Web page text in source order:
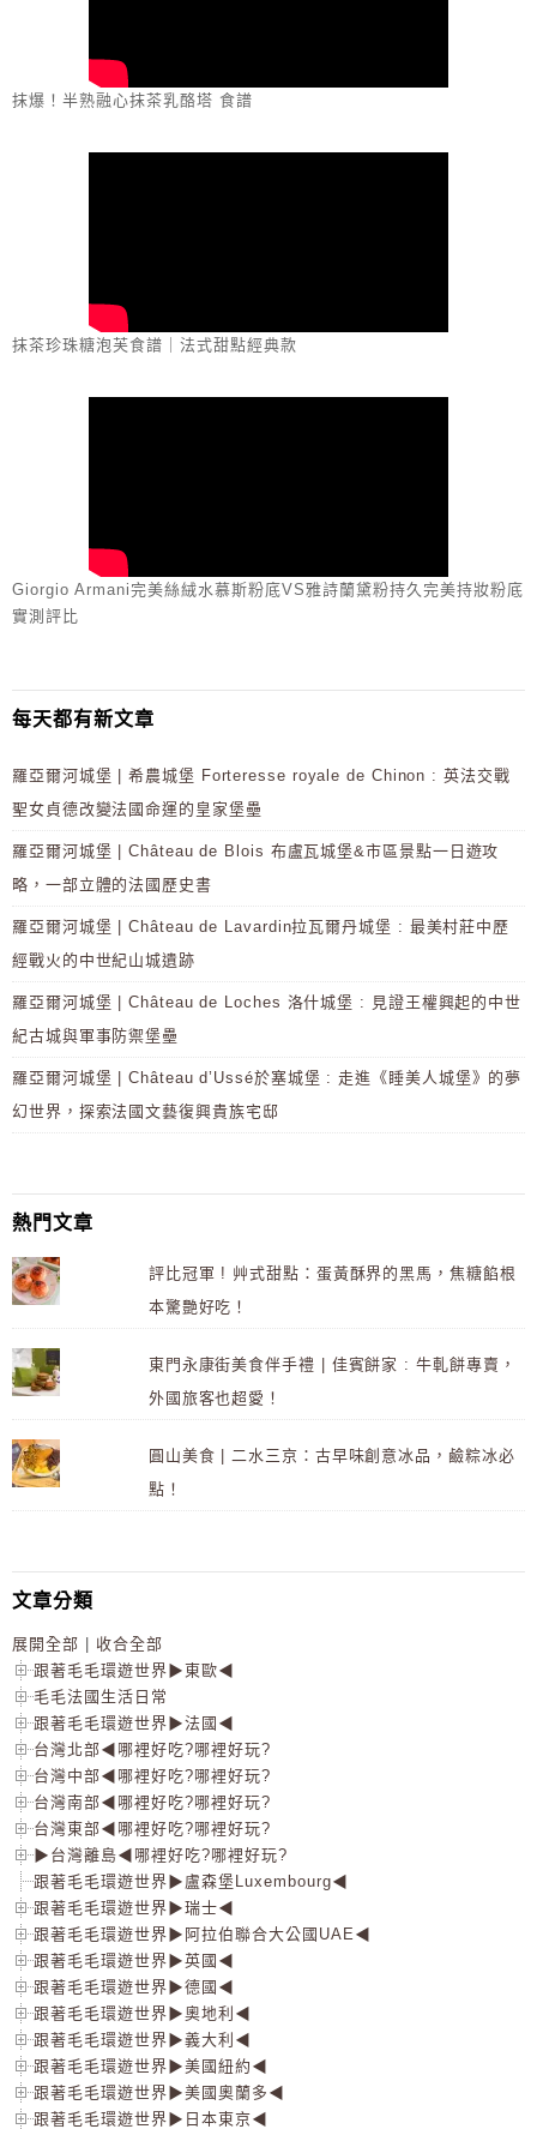
抹爆！半熟融心抹茶乳酪塔 食譜
抹茶珍珠糖泡芙食譜｜法式甜點經典款
Giorgio Armani完美絲絨水慕斯粉底VS雅詩蘭黛粉持久完美持妝粉底
實測評比
每天都有新文章
羅亞爾河城堡 | 希農城堡 Forteresse royale de Chinon : 英法交戰
聖女貞德改變法國命運的皇家堡壘
羅亞爾河城堡 | Château de Blois 布盧瓦城堡&市區景點一日遊攻
略，一部立體的法國歷史書
羅亞爾河城堡 | Château de Lavardin拉瓦爾丹城堡 : 最美村莊中歷
經戰火的中世紀山城遺跡
羅亞爾河城堡 | Château de Loches 洛什城堡 : 見證王權興起的中世
紀古城與軍事防禦堡壘
羅亞爾河城堡 | Château d’Ussé於塞城堡 : 走進《睡美人城堡》的夢
幻世界，探索法國文藝復興貴族宅邸
熱門文章
評比冠軍 ! 艸式甜點：蛋黃酥界的黑馬，焦糖餡根
本驚艷好吃！
東門永康街美食伴手禮 | 佳賓餅家 : 牛軋餅專賣，
外國旅客也超愛！
圓山美食 | 二水三京：古早味創意冰品，鹼粽冰必
點！
文章分類
展開全部 | 收合全部
跟著毛毛環遊世界▶東歐◀
毛毛法國生活日常
跟著毛毛環遊世界▶法國◀
台灣北部◀哪裡好吃?哪裡好玩?
台灣中部◀哪裡好吃?哪裡好玩?
台灣南部◀哪裡好吃?哪裡好玩?
台灣東部◀哪裡好吃?哪裡好玩?
▶台灣離島◀哪裡好吃?哪裡好玩?
跟著毛毛環遊世界▶盧森堡Luxembourg◀
跟著毛毛環遊世界▶瑞士◀
跟著毛毛環遊世界▶阿拉伯聯合大公國UAE◀
跟著毛毛環遊世界▶英國◀
跟著毛毛環遊世界▶德國◀
跟著毛毛環遊世界▶奧地利◀
跟著毛毛環遊世界▶義大利◀
跟著毛毛環遊世界▶美國紐約◀
跟著毛毛環遊世界▶美國奧蘭多◀
跟著毛毛環遊世界▶日本東京◀